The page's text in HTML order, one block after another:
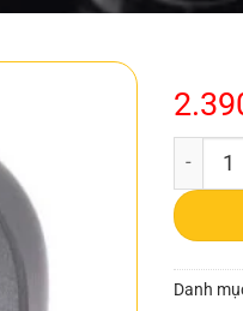
Tai
Danh